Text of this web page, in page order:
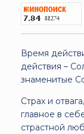
Время
действия –
знаменитые
Страх и
главное в
страстной